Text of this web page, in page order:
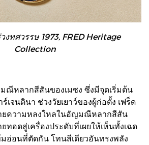
งทศวรรษ 1973, FRED Heritage
Collection
ณีหลากสีสันของเมซง ซึ่งมีจุดเริ่มต้น
เจนตินา ช่วงวัยเยาว์ของผู้ก่อตั้ง เฟร็ด
ยความหลงใหลในอัญมณีหลากสีสัน
ทอดสู่เครื่องประดับที่เผยให้เห็นทั้งเฉด
อ่อนที่ตัดกัน โทนสีเดียวอันทรงพลัง